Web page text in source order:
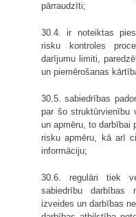
pārraudzīti;
30.4. ir noteiktas
risku kontroles
darījumu limiti,
un piemērošanas
30.5. sabiedrības
par šo struktūrvienību
un apmēru, to darbībai
risku apmēru, kā arī
informāciju;
30.6. regulāri tiek
sabiedrību darbības
izveides un darbības